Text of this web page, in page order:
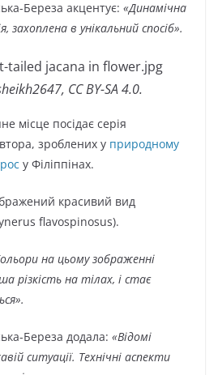
Береза акцентує: «Динамічна
захоплена в унікальний спосіб».
CC BY-SA 4.0.
місце посідає серія
зроблених у природному
у Філіппінах.
красивий вид
flavospinosus).
на цьому зображенні
різкість на тілах, і стає
Береза додала: «Відомі
ситуації. Технічні аспекти